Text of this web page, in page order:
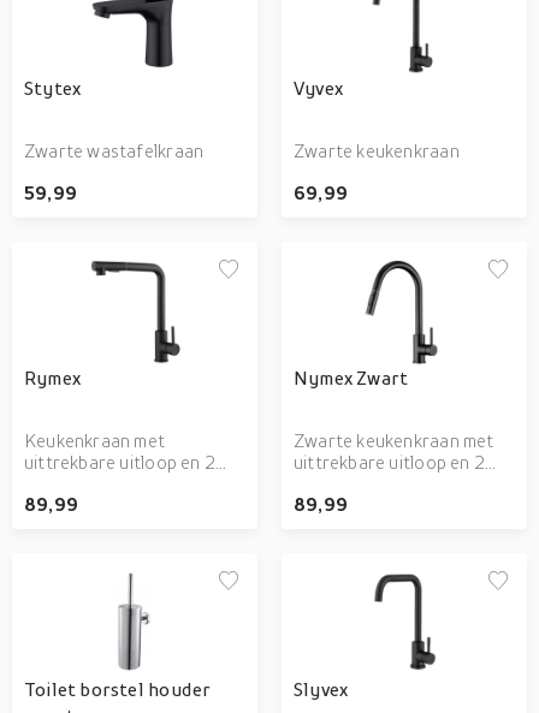
Stytex
Zwarte wastafelkraan
59,99
Vyvex
Zwarte keukenkraan
69,99
Rymex
Keukenkraan met
uittrekbare uitloop en 2
89,99
Nymex Zwart
Zwarte keukenkraan met
uittrekbare uitloop en 2
89,99
Toilet borstel houder
Slyvex